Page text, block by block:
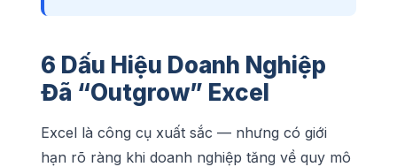
6 Dấu Hiệu Doanh Nghiệp
Đã “Outgrow” Excel
Excel là công cụ xuất sắc — nhưng có giới
hạn rõ ràng khi doanh nghiệp tăng về quy mô